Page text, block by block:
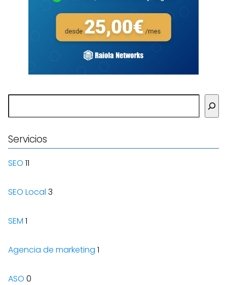
Servicios
SEO 11
SEO Local 3
SEM 1
Agencia de marketing 1
ASO 0